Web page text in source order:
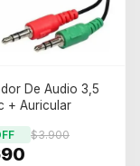
De Audio 3,5
+ Auricular
$3.900